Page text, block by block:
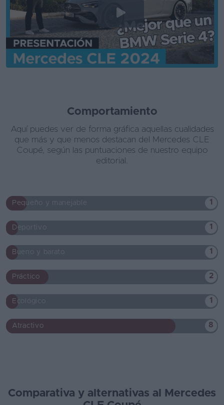
Comportamiento
Aquí puedes ver de forma gráfica aquellas cualidades
que más y que menos destacan del Mercedes CLE
Coupé, según las puntuaciones de nuestro equipo
editorial.
Pequeño y manejable 1
Deportivo 1
Bueno y barato 1
Práctico 2
Ecológico 1
Atractivo 8
Comparativa y alternativas al Mercedes